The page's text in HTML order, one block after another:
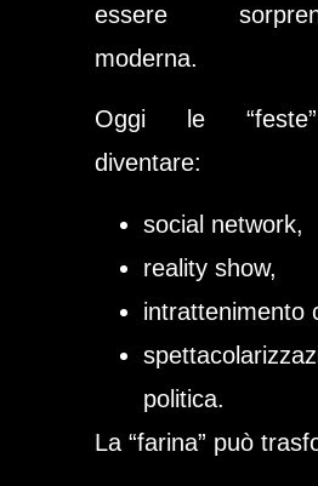
essere
moderna.
Oggi le
diventare:
social network,
reality show,
intrattenimento
politica.
La “farina” può